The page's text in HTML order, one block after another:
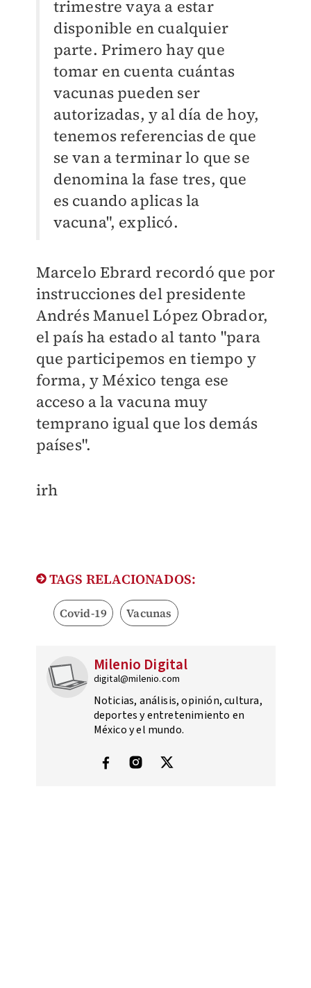
trimestre vaya a estar
disponible en cualquier
parte. Primero hay que
tomar en cuenta cuántas
vacunas pueden ser
autorizadas, y al día de hoy,
tenemos referencias de que
se van a terminar lo que se
denomina la fase tres, que
es cuando aplicas la
vacuna", explicó.
Marcelo Ebrard recordó que por
instrucciones del presidente
Andrés Manuel López Obrador,
el país ha estado al tanto "para
que participemos en tiempo y
forma, y México tenga ese
acceso a la vacuna muy
temprano igual que los demás
países".
irh
TAGS RELACIONADOS:
Covid-19 Vacunas
Milenio Digital
digital@milenio.com
Noticias, análisis, opinión, cultura,
deportes y entretenimiento en
México y el mundo.